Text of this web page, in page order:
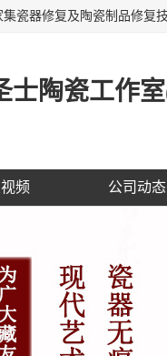
士陶瓷工作
频 公司动态